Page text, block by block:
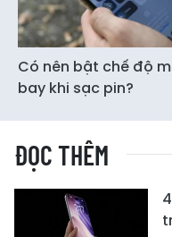
Có nên bật chế độ
bay khi sạc pin?
ĐỌC THÊM